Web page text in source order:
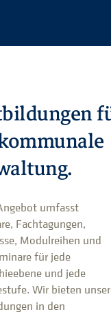
umfasst
Fachtagungen,
Modulreihen und
für jede
und jede
Wir bieten
in den